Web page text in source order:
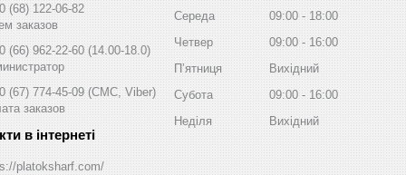
(68) 122-06-82
заказов
(66) 962-22-60
14.00-18.0
(67) 774-45-09 СМС, Viber
заказов
platoksharf.com/
Середа
09:00
18:00
Четвер
09:00
16:00
Пʼятниця
Вихідний
Субота
09:00
16:00
Неділя
Вихідний